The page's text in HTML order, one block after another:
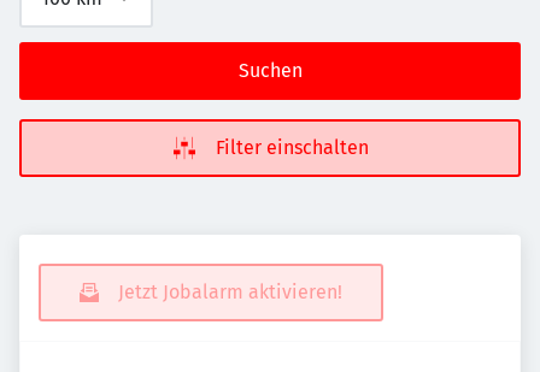
Suchen
Filter einschalten
Jetzt Jobalarm aktivieren!